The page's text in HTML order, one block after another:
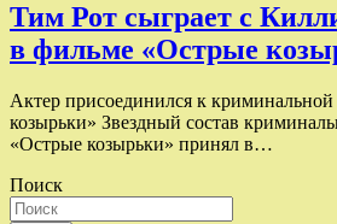
Тим Рот сыграет с
в фильме «Острые
Актер присоединился к
козырьки» Звездный состав
«Острые козырьки» принял в…
Поиск